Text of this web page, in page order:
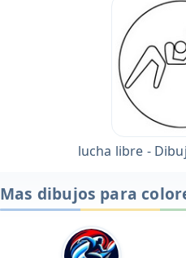
lucha libre -
Mas dibujos para